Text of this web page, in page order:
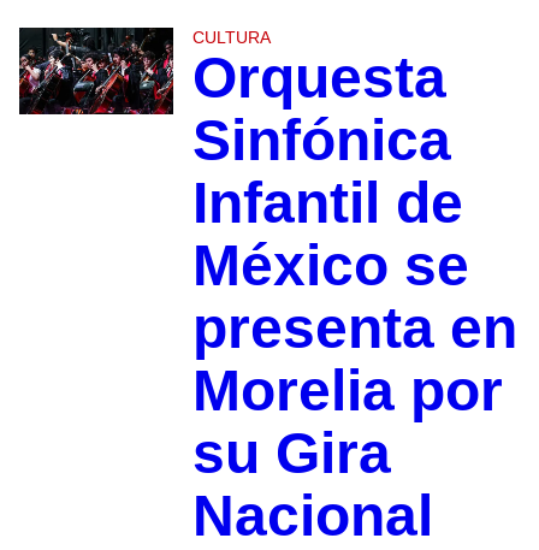
CULTURA
Orquesta
Sinfónica
Infantil de
México se
presenta en
Morelia por
su Gira
Nacional